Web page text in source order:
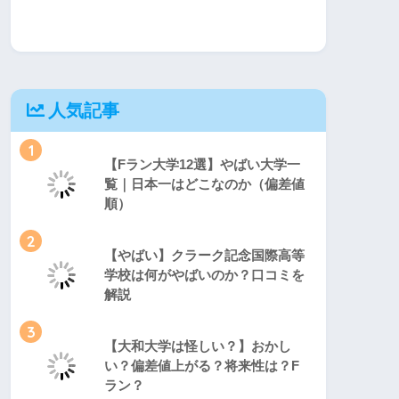
人気記事
1
【Fラン大学12選】やばい大学一
覧｜日本一はどこなのか（偏差値
順）
2
【やばい】クラーク記念国際高等
学校は何がやばいのか？口コミを
解説
3
【大和大学は怪しい？】おかし
い？偏差値上がる？将来性は？F
ラン？